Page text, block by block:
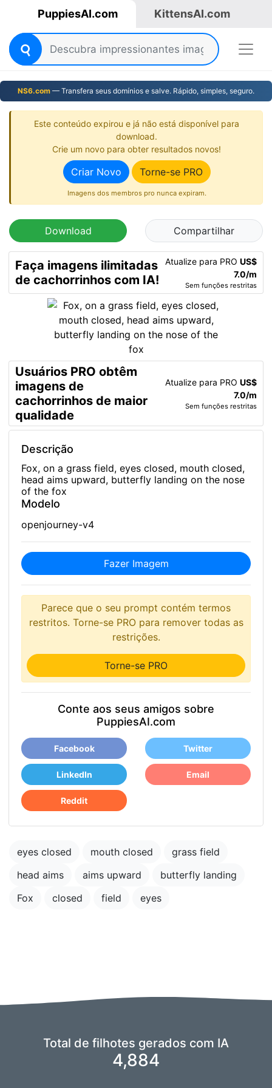
PuppiesAI.com KittensAI.com
NS6.com — Transfera seus domínios e salve. Rápido, simples, seguro.
Este conteúdo expirou e já não está disponível para
download.
Crie um novo para obter resultados novos!
Criar Novo Torne-se PRO
Imagens dos membros pro nunca expiram.
Download Compartilhar
Faça imagens ilimitadas
de cachorrinhos com IA!
Atualize para PRO US$
7.0/m
Sem funções restritas
Usuários PRO obtêm
imagens de
cachorrinhos de maior
qualidade
Atualize para PRO US$
7.0/m
Sem funções restritas
Descrição
Fox, on a grass field, eyes closed, mouth closed,
head aims upward, butterfly landing on the nose
of the fox
Modelo
openjourney-v4
Fazer Imagem
Parece que o seu prompt contém termos
restritos. Torne-se PRO para remover todas as
restrições.
Torne-se PRO
Conte aos seus amigos sobre
PuppiesAI.com
Facebook Twitter
LinkedIn Email
Reddit
eyes closed mouth closed
grass field
head aims
aims upward
butterfly landing
Fox
closed field eyes
Total de filhotes gerados com IA
4,884